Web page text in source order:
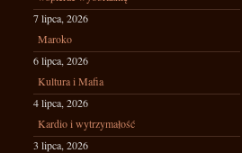
7 lipca, 2026
Maroko
6 lipca, 2026
Kultura i Mafia
4 lipca, 2026
Kardio i wytrzymałość
3 lipca, 2026